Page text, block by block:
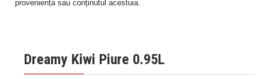
proveniența sau conținutul acestuia.
Dreamy Kiwi Piure 0.95L